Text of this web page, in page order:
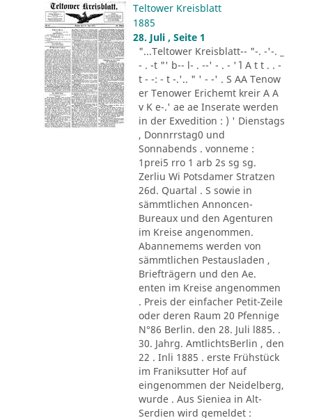
Teltower Kreisblatt
1885
28. Juli , Seite 1
"...Teltower Kreisblatt-- "-. -'-. _
- . -t "' b-- l- . --' - . - '´ l A t t . . -
t - -: - t -.'.. " ' - -' . S AA Tenow
er Tenower Erichemt kreir A A
v K e-.' ae ae Inserate werden
in der Exvedition : ) ' Dienstags
, Donnrrstag0 und
Sonnabends . vonneme :
1prei5 rro 1 arb 2s sg sg.
Zerliu Wi Potsdamer Stratzen
26d. Quartal . S sowie in
sämmtlichen Annoncen-
Bureaux und den Agenturen
im Kreise angenommen.
Abannemems werden von
sämmtlichen Pestausladen ,
Briefträgern und den Ae.
enten im Kreise angenommen
. Preis der einfacher Petit-Zeile
oder deren Raum 20 Pfennige
N°86 Berlin. den 28. Juli l885. .
30. Jahrg. AmtlichtsBerlin , den
22 . Inli 1885 . erste Frühstück
im Franiksutter Hof auf
eingenommen der Neidelberg,
wurde . Aus Sieniea in Alt-
Serdien wird gemeldet :